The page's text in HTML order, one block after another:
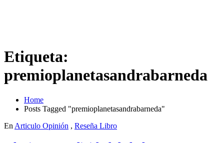
Etiqueta:
premioplanetasandrabarneda
Home
Posts Tagged "premioplanetasandrabarneda"
En Articulo Opinión , Reseña Libro